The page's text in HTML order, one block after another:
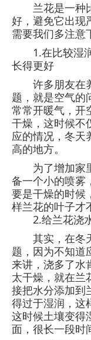
兰花是一种比
好，避免它出现
需要我们多注意
1.在比较湿
长得更好
许多朋友在
题，就是空气的
常常开暖气，开
干燥，这时候不
应的情况，冬天
高的地方。
为了增加家
备一个小的喷雾
要是干燥的时候
样兰花的叶子才
2.给兰花浇
其实，在冬
题，因为不知道
来讲，浇多了水
太干燥，就在兰
接把水分添加到
得过于湿润，这
这时候土壤变得
面，很长一段时